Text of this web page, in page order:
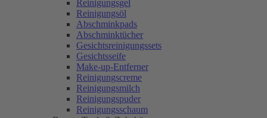
Reinigungsgel
Reinigungsöl
Abschminkpads
Abschminktücher
Gesichtsreinigungssets
Gesichtsseife
Make-up-Entferner
Reinigungscreme
Reinigungsmilch
Reinigungspuder
Reinigungsschaum